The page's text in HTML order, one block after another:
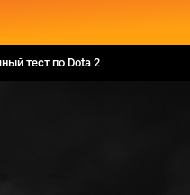
тест по Dota 2